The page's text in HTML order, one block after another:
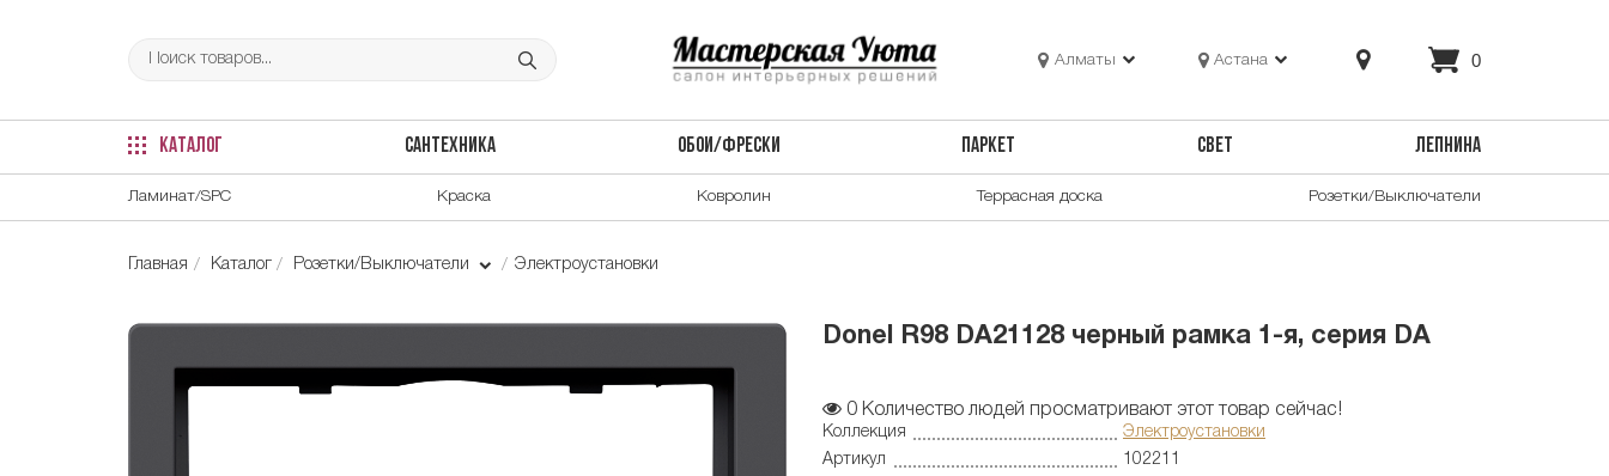
Алматы Астана 0
КАТАЛОГ САНТЕХНИКА ОБОИ/ФРЕСКИ ПАРКЕТ СВЕТ ЛЕПНИНА
Ламинат/SPC Краска Ковролин Террасная доска Розетки/Выключатели
Главная Каталог Розетки/Выключатели Электроустановки
Donel R98 DA21128 черный рамка 1-я, серия DA
0 Количество людей просматривают этот товар сейчас!
Коллекция
Электроустановки
Артикул
102211